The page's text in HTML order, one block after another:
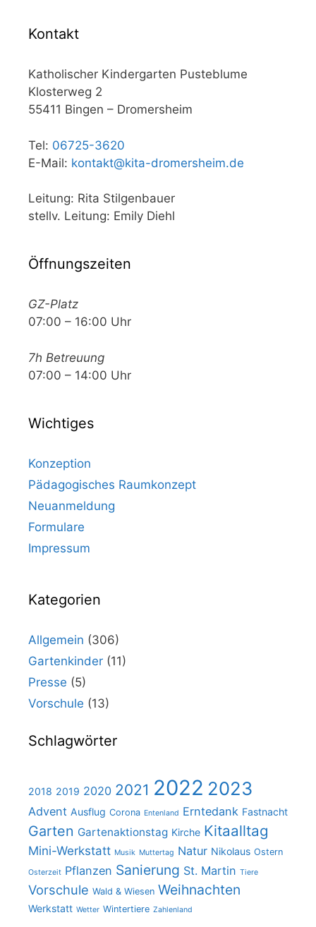
Kontakt
Katholischer Kindergarten Pusteblume
Klosterweg 2
55411 Bingen – Dromersheim
Tel: 06725-3620
E-Mail: kontakt@kita-dromersheim.de
Leitung: Rita Stilgenbauer
stellv. Leitung: Emily Diehl
Öffnungszeiten
GZ-Platz
07:00 – 16:00 Uhr
7h Betreuung
07:00 – 14:00 Uhr
Wichtiges
Konzeption
Pädagogisches Raumkonzept
Neuanmeldung
Formulare
Impressum
Kategorien
Allgemein (306)
Gartenkinder (11)
Presse (5)
Vorschule (13)
Schlagwörter
2018 2019 2020 2021 2022 2023
Advent Ausflug Corona Entenland Erntedank Fastnacht
Garten Gartenaktionstag Kirche Kitaalltag
Mini-Werkstatt Musik Muttertag Natur Nikolaus Ostern
Osterzeit Pflanzen Sanierung St. Martin Tiere
Vorschule Wald & Wiesen Weihnachten
Werkstatt Wetter Wintertiere Zahlenland